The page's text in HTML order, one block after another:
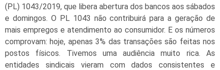
(PL) 1043/2019, que libera abertura dos bancos aos sábados
e domingos. O PL 1043 não contribuirá para a geração de
mais empregos e atendimento ao consumidor. E os números
comprovam: hoje, apenas 3% das transações são feitas nos
postos físicos. Tivemos uma audiência muito rica. As
entidades sindicais vieram com dados consistentes e